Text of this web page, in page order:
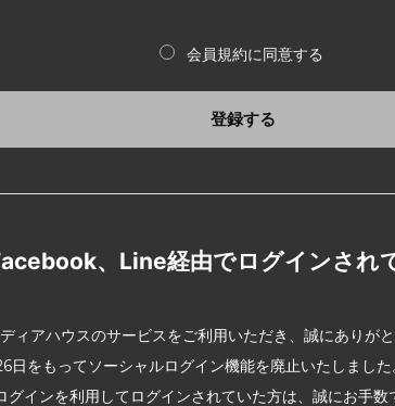
会員規約に同意する
登録する
、Line経由でログインされ
ィアハウスのサービスをご利用いただき、誠にありがと
日をもってソーシャルログイン機能を廃止いたしました
グインを利用してログインされていた方は、誠にお手数